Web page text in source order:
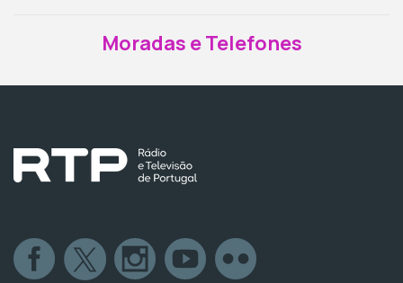
Moradas e Telefones